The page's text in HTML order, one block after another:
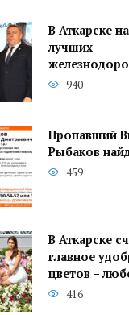
В Аткарске
лучших
940
Пропавший
Рыбаков
459
В Аткарске
главное
цветов –
416